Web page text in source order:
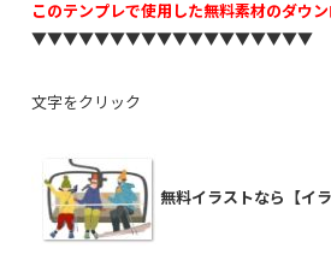
このテンプレで使用した無料素材のダウ
▼▼▼▼▼▼▼▼▼▼▼▼▼▼▼▼▼▼
文字をクリック
無料イラストなら【イラ